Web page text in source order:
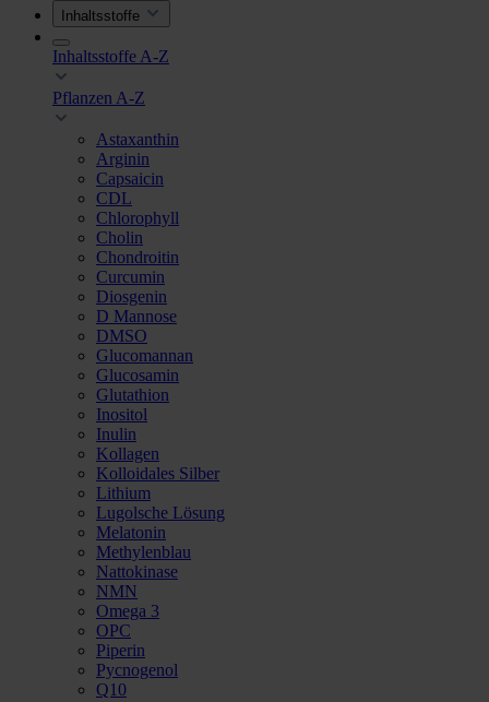
Inhaltsstoffe
Inhaltsstoffe A-Z
Pflanzen A-Z
Astaxanthin
Arginin
Capsaicin
CDL
Chlorophyll
Cholin
Chondroitin
Curcumin
Diosgenin
D Mannose
DMSO
Glucomannan
Glucosamin
Glutathion
Inositol
Inulin
Kollagen
Kolloidales Silber
Lithium
Lugolsche Lösung
Melatonin
Methylenblau
Nattokinase
NMN
Omega 3
OPC
Piperin
Pycnogenol
Q10